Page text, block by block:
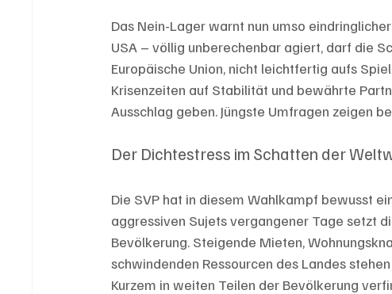
Das Nein-Lager warnt nun umso
USA – völlig unberechenbar agiert, darf die
Europäische Union, nicht leichtfertig aufs
Krisenzeiten auf Stabilität und bewährte
Ausschlag geben. Jüngste Umfragen zeigen
Der Dichtestress im Schatten der
Die SVP hat in diesem Wahlkampf bewusst
aggressiven Sujets vergangener Tage setzt
Bevölkerung. Steigende Mieten,
schwindenden Ressourcen des Landes
Kurzem in weiten Teilen der Bevölkerung